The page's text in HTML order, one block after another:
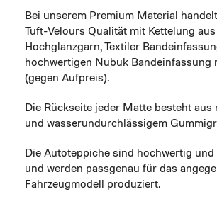
Bei unserem Premium Material
Tuft-Velours Qualität mit Kettelung aus
Hochglanzgarn, Textiler
hochwertigen Nubuk Bandeinfassung
(gegen Aufpreis).
Die Rückseite jeder Matte besteht aus
und wasserundurchlässigem
Die Autoteppiche sind hochwertig und
und werden passgenau für das
Fahrzeugmodell produziert.